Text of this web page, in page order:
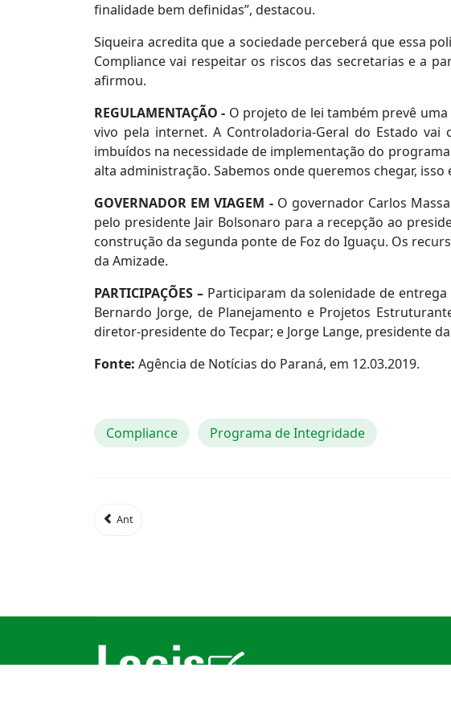
finalidade bem definidas”, destacou.
Siqueira acredita que a sociedade perceberá que essa
Compliance vai respeitar os riscos das secretarias e a
afirmou.
REGULAMENTAÇÃO - O projeto de lei também prevê
vivo pela internet. A Controladoria-Geral do Estado
imbuídos na necessidade de implementação do
alta administração. Sabemos onde queremos chegar,
GOVERNADOR EM VIAGEM -O governador Carlos
pelo presidente Jair Bolsonaro para a recepção ao
construção da segunda ponte de Foz do Iguaçu. Os
da Amizade.
PARTICIPAÇÕES –Participaram da solenidade de
Bernardo Jorge, de Planejamento e Projetos
diretor-presidente do Tecpar; e Jorge Lange, presidente da
Fonte: Agência de Notícias do Paraná, em 12.03.2019.
Compliance Programa de Integridade
Ant